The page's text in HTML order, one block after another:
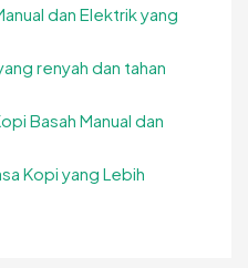
dan Elektrik yang
renyah dan tahan
Basah Manual dan
Kopi yang Lebih